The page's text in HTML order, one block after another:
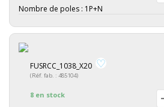
Nombre de poles : 1P+N
FUSRCC_1038_X20
(Réf. fab. : 485104)
8 en stock